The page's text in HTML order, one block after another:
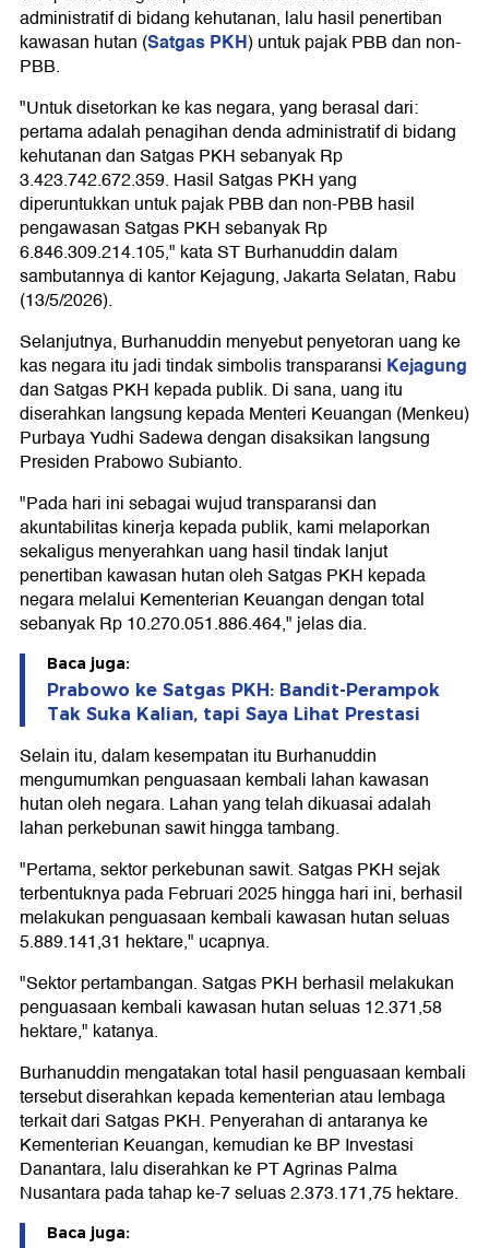
administratif di bidang kehutanan, lalu hasil penertiban
kawasan hutan (Satgas PKH) untuk pajak PBB dan non-
PBB.
"Untuk disetorkan ke kas negara, yang berasal dari:
pertama adalah penagihan denda administratif di bidang
kehutanan dan Satgas PKH sebanyak Rp
3.423.742.672.359. Hasil Satgas PKH yang
diperuntukkan untuk pajak PBB dan non-PBB hasil
pengawasan Satgas PKH sebanyak Rp
6.846.309.214.105," kata ST Burhanuddin dalam
sambutannya di kantor Kejagung, Jakarta Selatan, Rabu
(13/5/2026).
Selanjutnya, Burhanuddin menyebut penyetoran uang ke
kas negara itu jadi tindak simbolis transparansi Kejagung
dan Satgas PKH kepada publik. Di sana, uang itu
diserahkan langsung kepada Menteri Keuangan (Menkeu)
Purbaya Yudhi Sadewa dengan disaksikan langsung
Presiden Prabowo Subianto.
"Pada hari ini sebagai wujud transparansi dan
akuntabilitas kinerja kepada publik, kami melaporkan
sekaligus menyerahkan uang hasil tindak lanjut
penertiban kawasan hutan oleh Satgas PKH kepada
negara melalui Kementerian Keuangan dengan total
sebanyak Rp 10.270.051.886.464," jelas dia.
Baca juga:
Prabowo ke Satgas PKH: Bandit-Perampok
Tak Suka Kalian, tapi Saya Lihat Prestasi
Selain itu, dalam kesempatan itu Burhanuddin
mengumumkan penguasaan kembali lahan kawasan
hutan oleh negara. Lahan yang telah dikuasai adalah
lahan perkebunan sawit hingga tambang.
"Pertama, sektor perkebunan sawit. Satgas PKH sejak
terbentuknya pada Februari 2025 hingga hari ini, berhasil
melakukan penguasaan kembali kawasan hutan seluas
5.889.141,31 hektare," ucapnya.
"Sektor pertambangan. Satgas PKH berhasil melakukan
penguasaan kembali kawasan hutan seluas 12.371,58
hektare," katanya.
Burhanuddin mengatakan total hasil penguasaan kembali
tersebut diserahkan kepada kementerian atau lembaga
terkait dari Satgas PKH. Penyerahan di antaranya ke
Kementerian Keuangan, kemudian ke BP Investasi
Danantara, lalu diserahkan ke PT Agrinas Palma
Nusantara pada tahap ke-7 seluas 2.373.171,75 hektare.
Baca juga: